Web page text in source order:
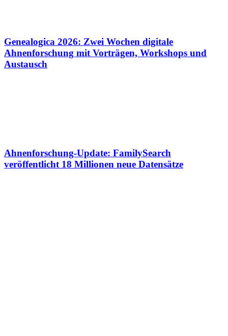
Genealogica 2026: Zwei Wochen digitale
Ahnenforschung mit Vorträgen, Workshops und
Austausch
Ahnenforschung-Update: FamilySearch
veröffentlicht 18 Millionen neue Datensätze